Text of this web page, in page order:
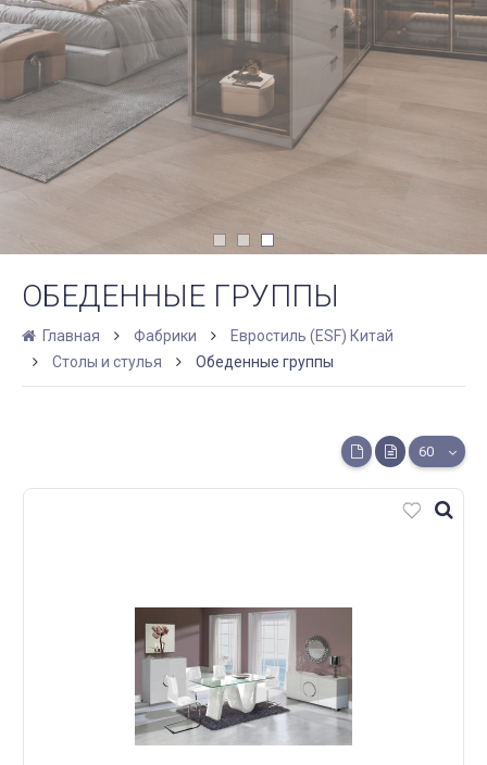
ОБЕДЕННЫЕ ГРУППЫ
Главная Фабрики
Евростиль (ESF) Китай
Столы и стулья
Обеденные группы
60